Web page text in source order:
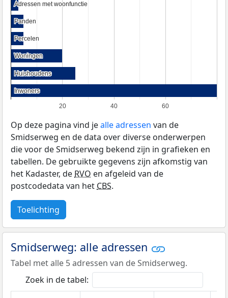
20 40 60
Adressen met woonfunctie
Adressen met woonfunctie
Panden
Panden
Percelen
Percelen
Woningen
Woningen
Huishoudens
Huishoudens
Inwoners
Inwoners
Op deze pagina vind jealle adressen van de
Smidserweg en de data over diverse onderwerpen
die voor de Smidserweg bekend zijn in grafieken en
tabellen. De gebruikte gegevens zijn afkomstig van
het Kadaster, deRVO en afgeleid van de
postcodedata van hetCBS.
Toelichting
Smidserweg: alle adressen
Tabel met alle 5 adressen van de Smidserweg.
Zoek in de tabel: